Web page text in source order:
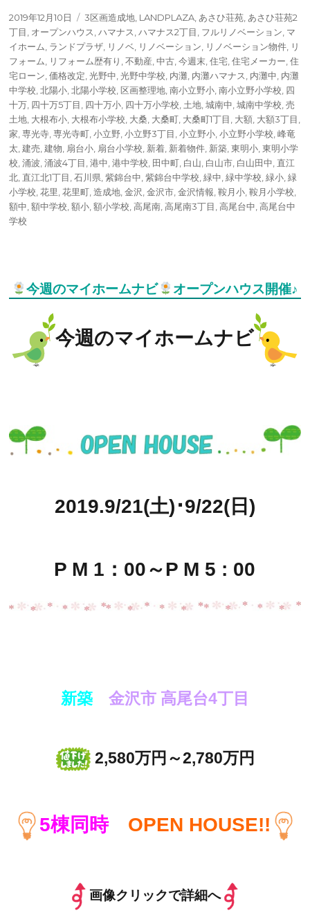
投
稿
日:
2019年12月10日
タ
グ
3区画造成地, LANDPLAZA,あさひ荘苑,あさひ荘苑2
丁目, オープンハウス,ハマナス,ハマナス2丁目, フルリノベーション, マ
イホーム, ランドプラザ, リノベ, リノベーション, リノベーション物件, リ
フォーム, リフォーム歴有り ,不動産,中古,今週末,住宅,住宅メーカー,住
宅ローン,価格改定,光野中,光野中学校, 内灘, 内灘ハマナス, 内灘中, 内灘
中学校,北陽小,北陽小学校, 区画整理地,南小立野小,南小立野小学校, 四
十万, 四十万5丁目, 四十万小, 四十万小学校,土地,城南中,城南中学校,売
土地, 大根布小, 大根布小学校, 大桑, 大桑町, 大桑町1丁目, 大額, 大額3丁目,
家,専光寺,専光寺町,小立野,小立野3丁目,小立野小,小立野小学校,峰竜
太,建売,建物, 扇台小, 扇台小学校, 新着, 新着物件, 新築,東明小,東明小学
校,涌波,涌波4丁目,港中,港中学校, 田中町, 白山, 白山市, 白山田中, 直江
北, 直江北1丁目,石川県,紫錦台中,紫錦台中学校,緑中,緑中学校,緑小,緑
小学校,花里,花里町,造成地,金沢,金沢市,金沢情報,鞍月小,鞍月小学校,
額中,額中学校,額小,額小学校,高尾南,高尾南3丁目,高尾台中,高尾台中
学校
今週のマイホームナビ オープンハウス開催♪
今週のマイホームナビ
2019.9/21(土)･9/22(日)
P M 1：00～P M 5 : 00
新築金沢市 高尾台4丁目
2,580万円～2,780万円
5棟同時 OPEN HOUSE!!
画像クリックで詳細へ